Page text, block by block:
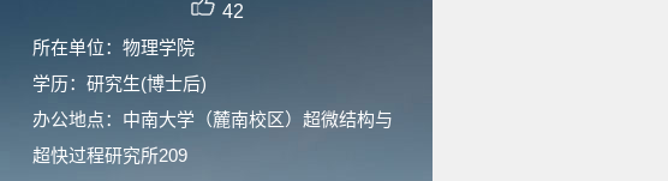
42
所在单位：物理学院
学历：研究生(博士后)
办公地点：中南大学（麓南校区）超微结构与
超快过程研究所209